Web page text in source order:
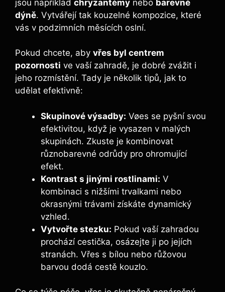
jsou například chryzantémy nebo barevné
dýně. Vytvářejí tak kouzelné kompozice, které
vás v podzimních měsících oslní.
Pokud chcete, aby vřes byl centrem
pozornosti ve vaší zahradě, je dobré zvážit i
jeho rozmístění. Tady je několik tipů, jak to
udělat efektivně:
Skupinové výsadby: Vøes se pyšní svou
efektivitou, když je vysazen v malých
skupinách. Zkuste je kombinovat
různobarevné odrůdy pro ohromující
efekt.
Kontrast s jinými rostlinami: V
kombinaci s nižšími trvalkami nebo
okrasnými trávami získáte dynamický
vzhled.
Vytvořte stezku: Pokud vaší zahradou
prochází cestička, osázejte ji po jejích
stranách. Vřes s bílou nebo růžovou
barvou dodá cestě kouzlo.